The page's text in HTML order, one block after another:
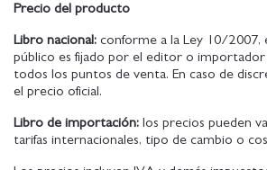
Precio del producto
Libro nacional: conforme a la Ley 10/2007,
público es fijado por el editor o
todos los puntos de venta. En caso de
el precio oficial.
Libro de importación: los precios pueden
tarifas internacionales, tipo de cambio o